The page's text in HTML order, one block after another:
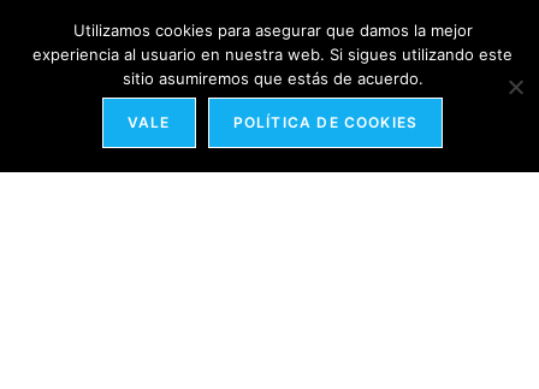
Utilizamos cookies para asegurar que damos la mejor
experiencia al usuario en nuestra web. Si sigues utilizando este
sitio asumiremos que estás de acuerdo.
VALE POLÍTICA DE COOKIES